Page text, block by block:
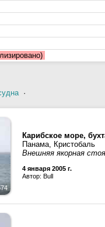
·
Карибское море,
Панама, Кристобаль
Внешняя якорная
4 января 2005 г.
Автор: Bull